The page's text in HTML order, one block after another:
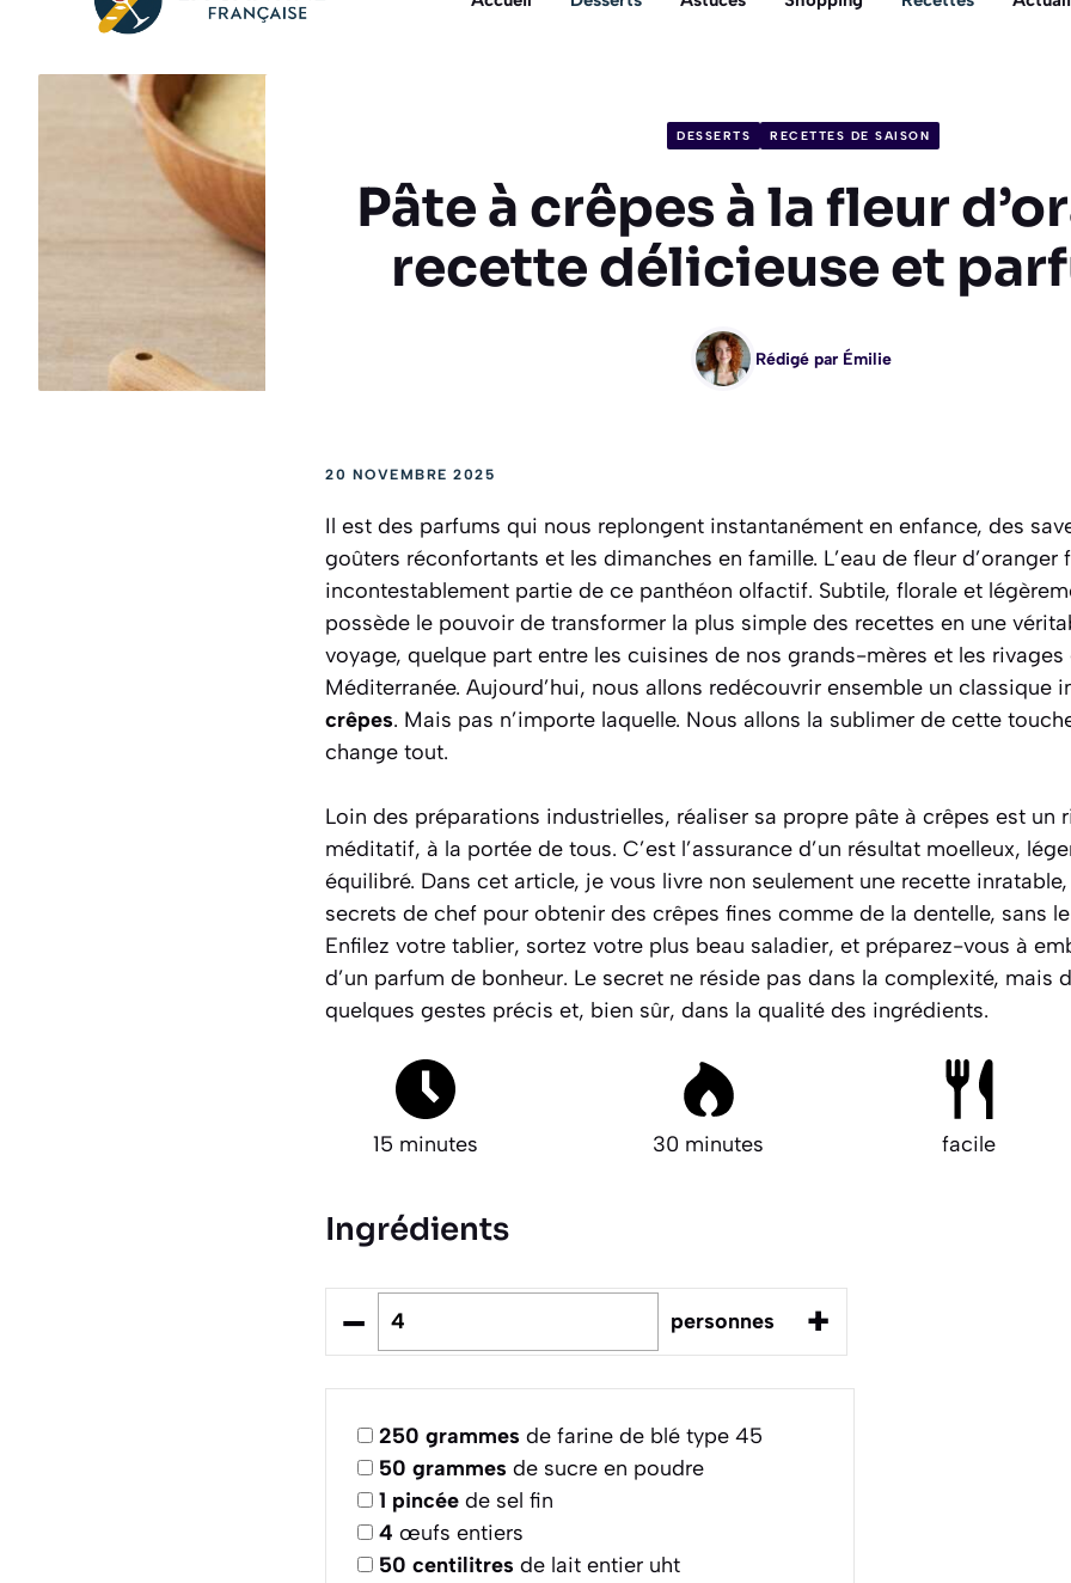
DESSERTS RECETTES DE SAISON
Pâte à crêpes à la fleur
recette délicieuse et
Rédigé par Émilie
20 NOVEMBRE 2025
Il est des parfums qui nous replongent instantanément en enfance, des
goûters réconfortants et les dimanches en famille. L’eau de fleur d’oranger
incontestablement partie de ce panthéon olfactif. Subtile, florale et
possède le pouvoir de transformer la plus simple des recettes en une
voyage, quelque part entre les cuisines de nos grands-mères et les rivages
Méditerranée. Aujourd’hui, nous allons redécouvrir ensemble un classique
crêpes. Mais pas n’importe laquelle. Nous allons la sublimer de cette
change tout.
Loin des préparations industrielles, réaliser sa propre pâte à crêpes est un
méditatif, à la portée de tous. C’est l’assurance d’un résultat moelleux,
équilibré. Dans cet article, je vous livre non seulement une recette
secrets de chef pour obtenir des crêpes fines comme de la dentelle, sans
Enfilez votre tablier, sortez votre plus beau saladier, et préparez-vous à
d’un parfum de bonheur. Le secret ne réside pas dans la complexité, mais
quelques gestes précis et, bien sûr, dans la qualité des ingrédients.
15 minutes 30 minutes facile
Ingrédients
– personnes +
250 grammes de farine de blé type 45
50 grammes de sucre en poudre
1 pincée de sel fin
4 œufs entiers
50 centilitres de lait entier uht